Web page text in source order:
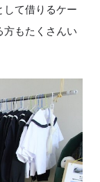
して借りるケー
方もたくさんい